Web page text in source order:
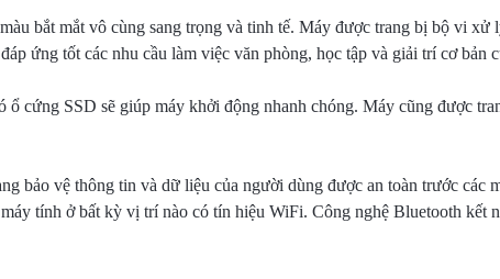
bắt mắt vô cùng sang trọng và tinh tế. Máy được trang bị bộ vi xử
ứng tốt các nhu cầu làm việc văn phòng, học tập và giải trí cơ bản
cứng SSD sẽ giúp máy khởi động nhanh chóng. Máy cũng được
bảo vệ thông tin và dữ liệu của người dùng được an toàn trước các
tính ở bất kỳ vị trí nào có tín hiệu WiFi. Công nghệ Bluetooth kết